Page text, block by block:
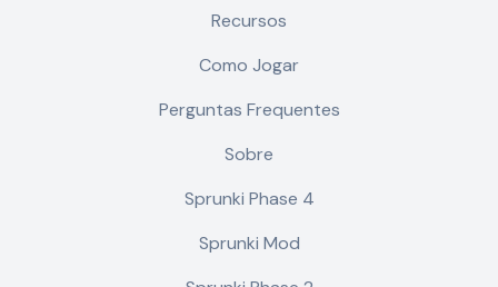
Recursos
Como Jogar
Perguntas Frequentes
Sobre
Sprunki Phase 4
Sprunki Mod